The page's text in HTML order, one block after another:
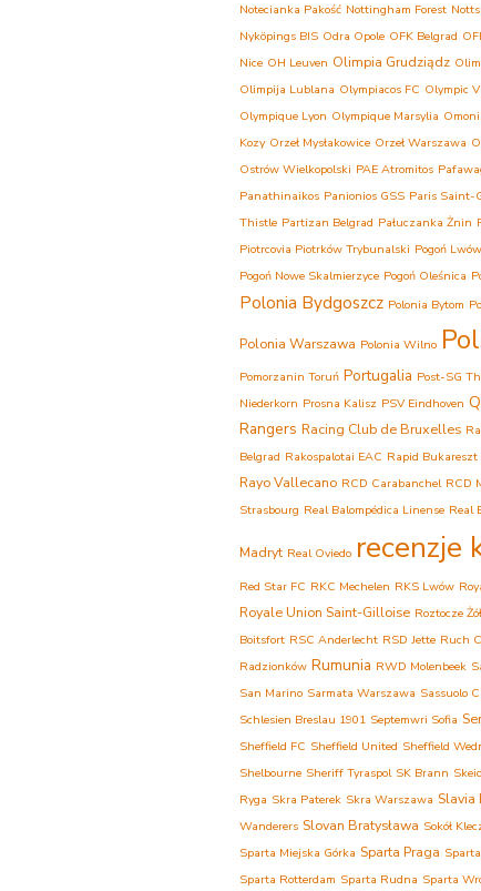
Notecianka Pakość Nottingham Forest
Nyköpings BIS Odra Opole OFK Belgrad
Nice OH Leuven Olimpia Grudziądz
Olimpija Lublana Olympiacos FC Olympic
Olympique Lyon Olympique Marsylia
Kozy Orzeł Mysłakowice Orzeł Warszawa
Ostrów Wielkopolski PAE Atromitos
Panathinaikos Panionios GSS Paris Saint-
Thistle Partizan Belgrad Pałuczanka Żnin
Piotrcovia Piotrków Trybunalski Pogoń Lwów
Pogoń Nowe Skalmierzyce Pogoń Oleśnica
Polonia Bydgoszcz Polonia Bytom
Polonia Warszawa Polonia Wilno
Pomorzanin Toruń Portugalia Post-SG
Niederkorn Prosna Kalisz PSV Eindhoven
Rangers Racing Club de Bruxelles
Belgrad Rakospalotai EAC Rapid Bukareszt
Rayo Vallecano RCD Carabanchel RCD
Strasbourg Real Balompédica Linense Real
Madryt Real Oviedo recenzje
Red Star FC RKC Mechelen RKS Lwów
Royale Union Saint-Gilloise Roztocze
Boitsfort RSC Anderlecht RSD Jette Ruch
Radzionków Rumunia RWD Molenbeek
San Marino Sarmata Warszawa Sassuolo
Schlesien Breslau 1901 Septemwri Sofia
Sheffield FC Sheffield United Sheffield
Shelbourne Sheriff Tyraspol SK Brann
Ryga Skra Paterek Skra Warszawa Slavia
Wanderers Slovan Bratysława Sokół
Sparta Miejska Górka Sparta Praga
Sparta Rotterdam Sparta Rudna Sparta